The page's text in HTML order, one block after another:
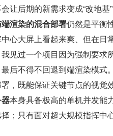
让后期的新需求变成“改地基”
渲染的混合部署仍然是平衡
心大屏上看起来爽、但在日
见过一个项目因为强制要求
后不得不回退到端渲染模式
，既能保证关键节点的视觉
本身具备极高的单机并发能
；只有面对超大规模指挥中